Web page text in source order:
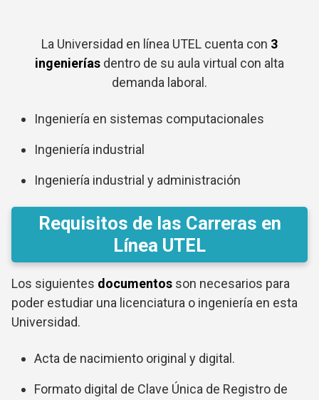
La Universidad en línea UTEL cuenta con 3
ingenierías dentro de su aula virtual con alta
demanda laboral.
Ingeniería en sistemas computacionales
Ingeniería industrial
Ingeniería industrial y administración
Requisitos de las Carreras en
Línea UTEL
Los siguientes documentos son necesarios para
poder estudiar una licenciatura o ingeniería en esta
Universidad.
Acta de nacimiento original y digital.
Formato digital de Clave Única de Registro de